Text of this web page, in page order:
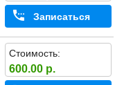
Записаться
Стоимость:
600.00 р.